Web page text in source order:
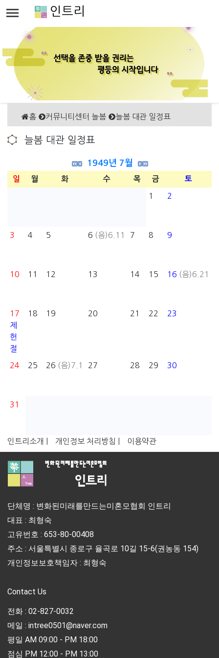
인트리
홈 커뮤니티센터 늘봄 늘봄 대관 일정표
늘봄 대관 일정표
1949년 7월
일 월 화 수 목 금 토
1 2
3 4 5 6 (음)6.11 7 8 9
10 11 12 13 14 15 16 (음)6.21
17
제
헌
절
18 19 20 21 22 23
24 25 26 (음)7.1 27 28 29 30
31
인트리소개 | 개인정보 처리방침 | 이용약관
단체명 : 변화된미래를만드는미혼모협회 인트리
대표 : 최형숙
고유번호 : 653-80-00408
주소 : 서울특별시 종로구 율곡로 10길 15-6(권농동 154)
개인정보보호책임자 : 최형숙
Contact Us
전화 : 02-827-0032
메일 : intree0501@naver.com
평일 AM 09:00 - PM 18:00
점심 PM 12:00 - PM 13:00